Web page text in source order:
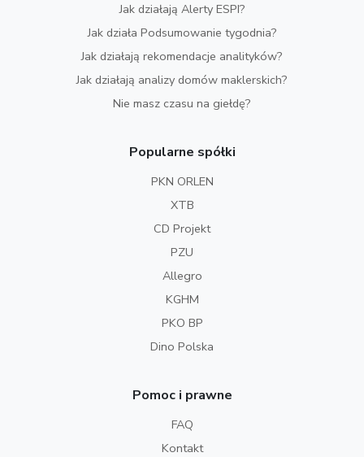
Jak działają Alerty ESPI?
Jak działa Podsumowanie tygodnia?
Jak działają rekomendacje analityków?
Jak działają analizy domów maklerskich?
Nie masz czasu na giełdę?
Popularne spółki
PKN ORLEN
XTB
CD Projekt
PZU
Allegro
KGHM
PKO BP
Dino Polska
Pomoc i prawne
FAQ
Kontakt